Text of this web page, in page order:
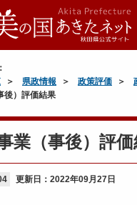
県政情報 政策評価
後）評価結果
業（事後）評
更新日： 2022年09月27日